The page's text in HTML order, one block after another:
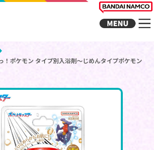
！ポケモン タイプ別入浴剤～じめんタイプポケモン